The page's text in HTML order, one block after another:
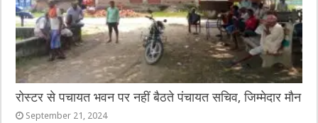
रोस्टर से पचायत भवन पर नहीं बैठते पंचायत सचिव, जिम्मेदार मौन
September 21, 2024